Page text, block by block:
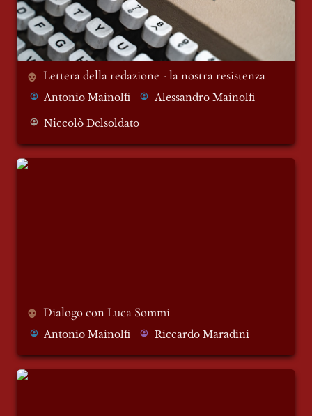
Lettera della redazione - la nostra resistenza
Antonio Mainolfi Alessandro Mainolfi
Niccolò Delsoldato
Dialogo con Luca Sommi
Dialogo con Luca Sommi
Antonio Mainolfi Riccardo Maradini
Una bellezza che resiste